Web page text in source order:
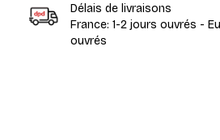
Délais de livraisons
France: 1-2 jours ouvrés -
ouvrés